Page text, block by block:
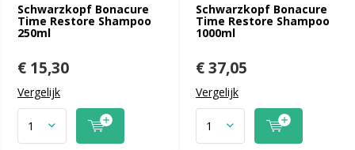
Schwarzkopf Bonacure
Time Restore Shampoo
250ml
€ 15,30
Vergelijk
Schwarzkopf Bonacure
Time Restore Shampoo
1000ml
€ 37,05
Vergelijk